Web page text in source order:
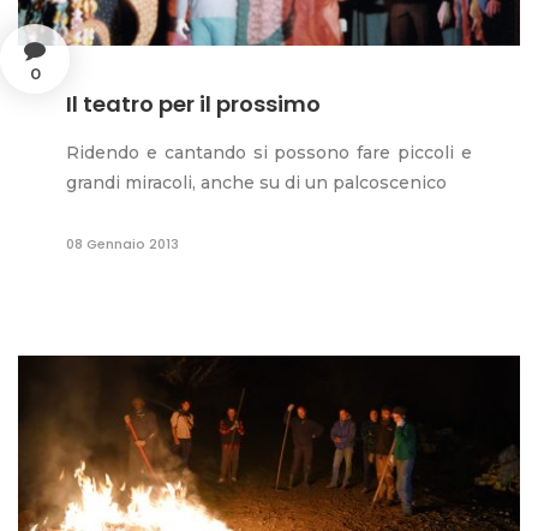
0
Il teatro per il prossimo
Ridendo e cantando si possono fare piccoli e
grandi miracoli, anche su di un palcoscenico
08 Gennaio 2013